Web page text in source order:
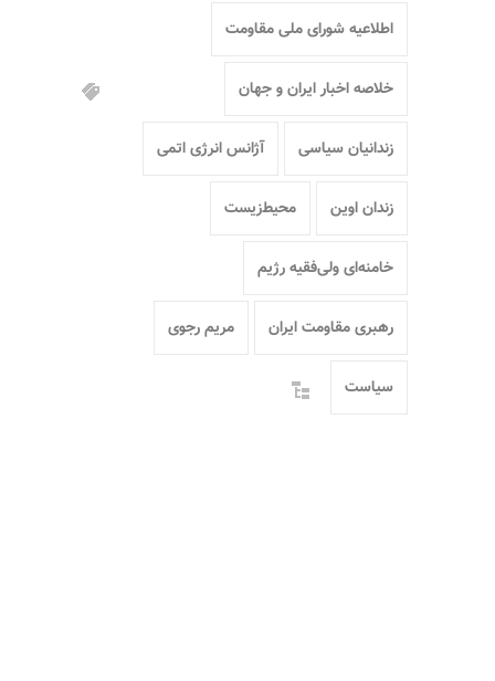
اطلاعیه شورای ملی مقاومت
خلاصه اخبار ایران و جهان
زندانیان سیاسی آژانس انرژی اتمی
زندان اوین محیط‌زیست
خامنه‌ای ولی‌فقیه رژیم
رهبری مقاومت ایران مریم رجوی
سیاست